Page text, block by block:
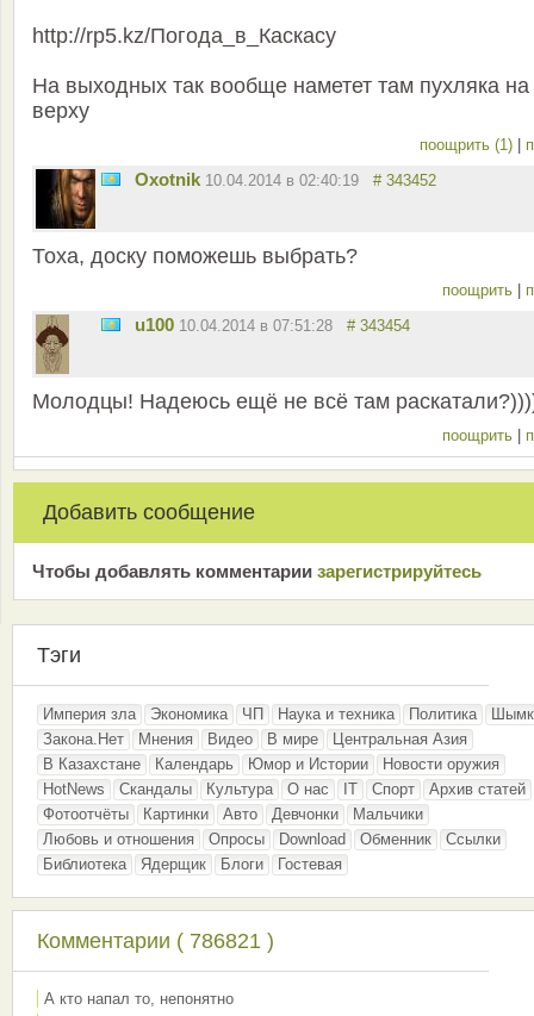
http://rp5.kz/Погода_в_Каскасу
На выходных так вообще наметет там пухляка на
верху
поощрить (1)
Oxotnik 10.04.2014 в 02:40:19 # 343452
Тоха, доску поможешь выбрать?
поощрить
u100 10.04.2014 в 07:51:28 # 343454
Молодцы! Надеюсь ещё не всё там
поощрить
Добавить сообщение
Чтобы добавлять комментарии зарeгиcтрирyйтeсь
Тэги
Империя зла Экономика ЧП Наука и техника Политика
Закона.Нет
Мнения Видео В мире
Центральная Азия
В Казахстане
Календарь Юмор и Истории
Новости оружия
HotNews
Скандалы Культура О нас IT Спорт
Архив статей
Фотоотчёты
Картинки Авто Девчонки
Мальчики
Любовь и отношения
Опросы Download Обменник
Ссылки
Библиотека
Ядерщик Блоги Гостевая
Комментарии ( 786821 )
А кто напал то, непонятно